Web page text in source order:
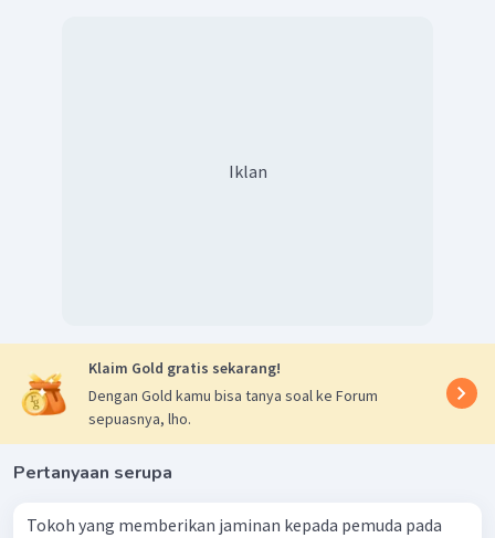
Iklan
Klaim Gold gratis sekarang!
Dengan Gold kamu bisa tanya soal ke Forum
sepuasnya, lho.
Pertanyaan serupa
Tokoh yang memberikan jaminan kepada pemuda pada